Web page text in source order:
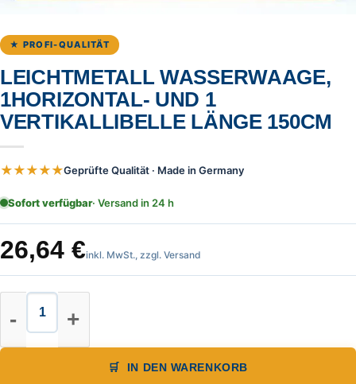
★ PROFI-QUALITÄT
LEICHTMETALL WASSERWAAGE,
1HORIZONTAL- UND 1
VERTIKALLIBELLE LÄNGE 150CM
★★★★★Geprüfte Qualität · Made in Germany
Sofort verfügbar· Versand in 24 h
26,64 €inkl. MwSt., zzgl. Versand
Leichtmetall Wasserwaage,
IN DEN WARENKORB